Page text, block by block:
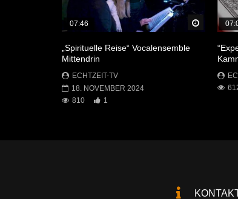
Später
07:46
„Spirituelle Reise“ Vocalensemble
Mittendrin
ECHTZEIT-TV
18. NOVEMBER 2024
810
1